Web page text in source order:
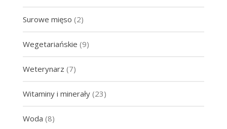
Surowe mięso (2)
Wegetariańskie (9)
Weterynarz (7)
Witaminy i minerały(23)
Woda (8)